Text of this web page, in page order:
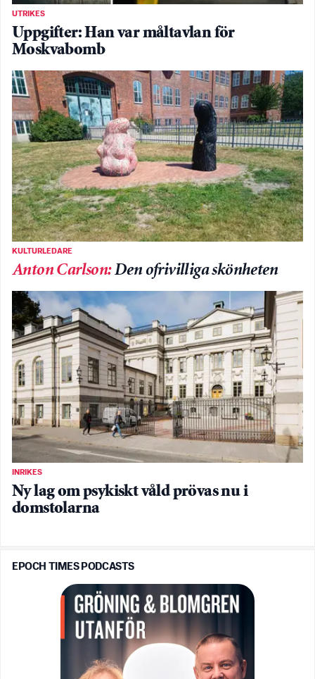
UTRIKES
Uppgifter: Han var måltavlan för
Moskvabomb
KULTURLEDARE
Anton Carlson:Den ofrivilliga skönheten
INRIKES
Ny lag om psykiskt våld prövas nu i
domstolarna
EPOCH TIMES PODCASTS